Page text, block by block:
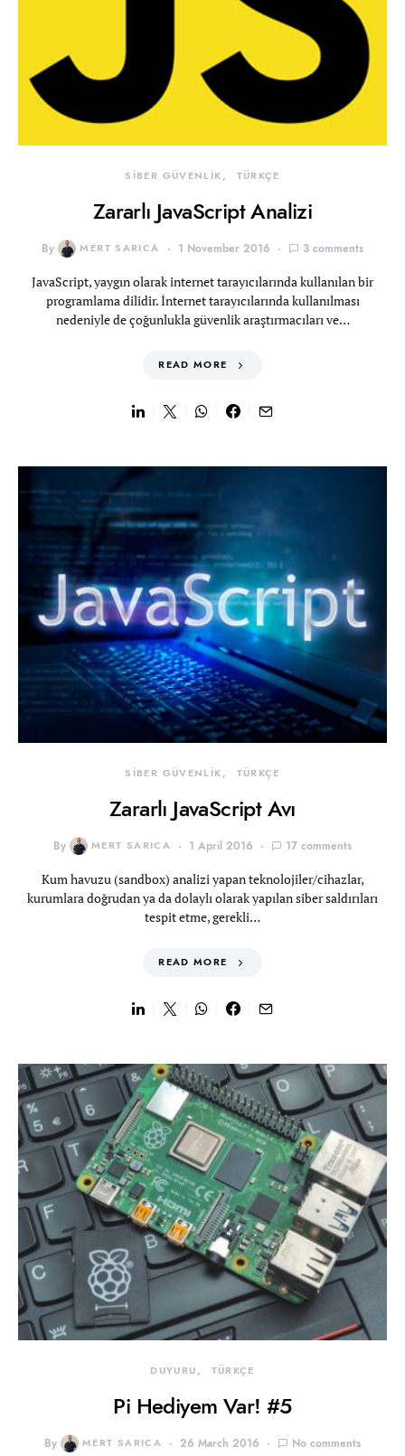
SİBER GÜVENLİK TÜRKÇE
Zararlı JavaScript Analizi
By MERT SARICA 1 November 2016 3 comments
JavaScript, yaygın olarak internet tarayıcılarında kullanılan bir
programlama dilidir. İnternet tarayıcılarında kullanılması
nedeniyle de çoğunlukla güvenlik araştırmacıları ve…
READ MORE
SİBER GÜVENLİK TÜRKÇE
Zararlı JavaScript Avı
By MERT SARICA 1 April 2016 17 comments
Kum havuzu (sandbox) analizi yapan teknolojiler/cihazlar,
kurumlara doğrudan ya da dolaylı olarak yapılan siber saldırıları
tespit etme, gerekli…
READ MORE
DUYURU TÜRKÇE
Pi Hediyem Var! #5
By MERT SARICA 26 March 2016 No comments